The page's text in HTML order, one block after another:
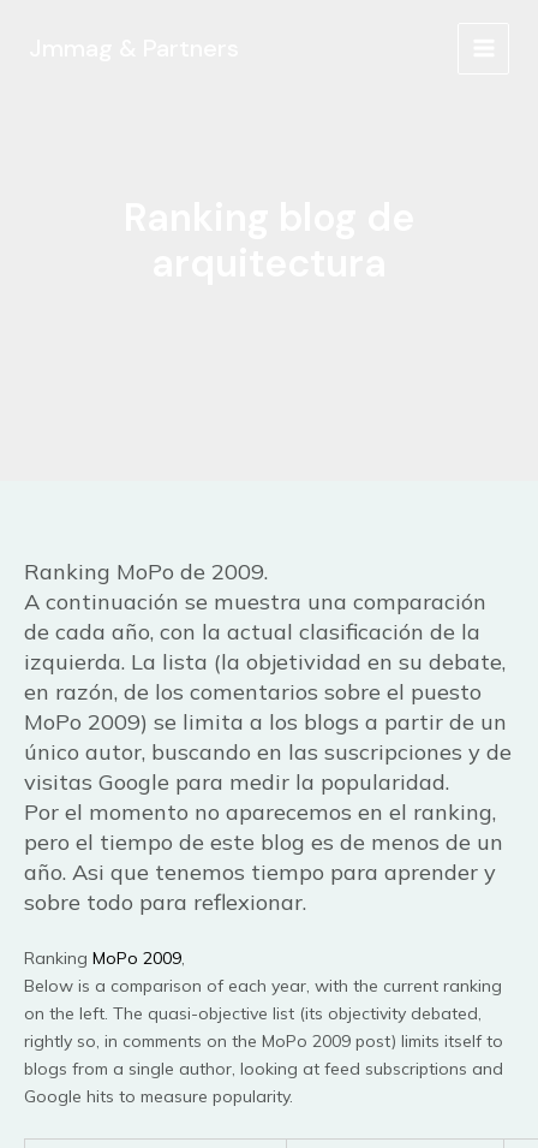
Ranking MoPo de 2009.
A continuación se muestra una comparación
de cada año, con la actual clasificación de la
izquierda. La lista (la objetividad en su debate,
en razón, de los comentarios sobre el puesto
MoPo 2009) se limita a los blogs a partir de un
único autor, buscando en las suscripciones y de
visitas Google para medir la popularidad.
Por el momento no aparecemos en el ranking,
pero el tiempo de este blog es de menos de un
año. Asi que tenemos tiempo para aprender y
sobre todo para reflexionar.
Ranking MoPo 2009,
Below is a comparison of each year, with the current ranking
on the left. The quasi-objective list (its objectivity debated,
rightly so, in comments on the MoPo 2009 post) limits itself to
blogs from a single author, looking at feed subscriptions and
Google hits to measure popularity.